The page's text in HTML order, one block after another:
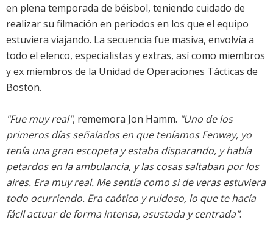
en plena temporada de béisbol, teniendo cuidado de
realizar su filmación en periodos en los que el equipo
estuviera viajando. La secuencia fue masiva, envolvía a
todo el elenco, especialistas y extras, así como miembros
y ex miembros de la Unidad de Operaciones Tácticas de
Boston.
"Fue muy real", rememora Jon Hamm. "Uno de los
primeros días señalados en que teníamos Fenway, yo
tenía una gran escopeta y estaba disparando, y había
petardos en la ambulancia, y las cosas saltaban por los
aires. Era muy real. Me sentía como si de veras estuviera
todo ocurriendo. Era caótico y ruidoso, lo que te hacía
fácil actuar de forma intensa, asustada y centrada".